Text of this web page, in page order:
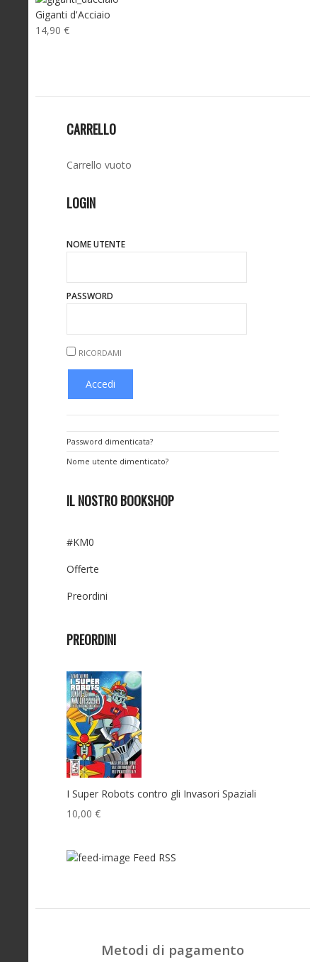
Giganti d'Acciaio
14,90 €
CARRELLO
Carrello vuoto
LOGIN
NOME UTENTE
PASSWORD
RICORDAMI
Password dimenticata?
Nome utente dimenticato?
IL NOSTRO BOOKSHOP
#KM0
Offerte
Preordini
PREORDINI
I Super Robots contro gli Invasori Spaziali
10,00 €
Feed RSS
Metodi di pagamento